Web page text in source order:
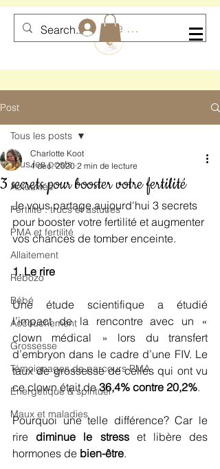
Se connecter
Post
Tous les posts
Actualités
Fertilité : trucs et astuces
PMA et fertilité
Allaitement
Rebozo
Bébé
Accouchement
Grossesse
Témoignages de parcours PMA
Énergétique & spirituel
Maux et maladies
Tous les posts
3 secrets pour booster votre fertilité
Charlotte Koot
4 déc. 2020 2 min de lecture
Je vous partage aujourd'hui 3 secrets
pour booster votre fertilité et augmenter
vos chances de tomber enceinte.
1. Le rire
Une étude scientifique a étudié
l’impact de la rencontre avec un «
clown médical » lors du transfert
d’embryon dans le cadre d’une FIV. Le
taux de grossesse de celles qui ont vu
ce clown était de 36,4% contre 20,2%.
Pourquoi une telle différence? Car le
rire diminue le stress et libère des
hormones de bien-être.